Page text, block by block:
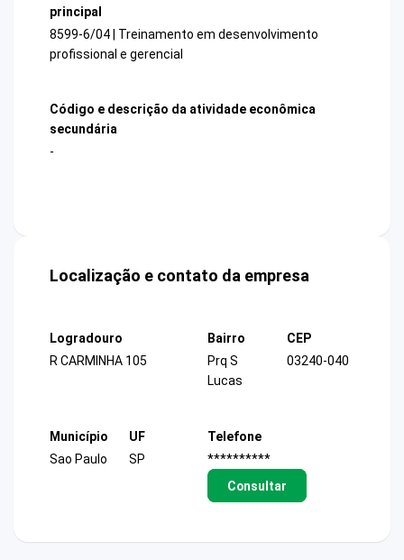
principal
8599-6/04 | Treinamento em desenvolvimento
profissional e gerencial
Código e descrição da atividade econômica
secundária
-
Localização e contato da empresa
Logradouro
R CARMINHA 105
Bairro
Prq S
Lucas
CEP
03240-040
Município
Sao Paulo
UF
SP
Telefone
**********
Consultar